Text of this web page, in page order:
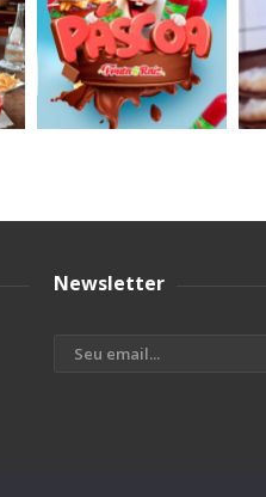
Newsletter